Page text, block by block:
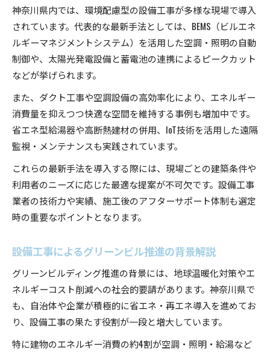
設備工事で進む太陽光発電とLED化の最前線
LED化と太陽光設備導入の実践的な設備工事
設備工事による省エネ化のための工夫と対策
太陽光やLED化で設備工事の効果を高める方法
環境認証取得を支える設備工事の進め方
設備工事が環境認証取得に果たす重要な役割
認証取得のために求められる設備工事の工夫
設備工事で押さえたい環境認証基準のポイント
設備工事を通じて実現する認証取得の流れ
神奈川県内では、環境配慮型の設備工事が多様な現場で導入
されています。代表的な最新手法としては、BEMS（ビルエネ
ルギーマネジメントシステム）を活用した空調・照明の自動
制御や、太陽光発電設備と蓄電池の連携によるピークカット
などが挙げられます。
また、ダクト工事や空調設備の高効率化により、エネルギー
消費量を抑えつつ快適な空間を維持する事例も増加中です。
省エネ型給湯器や高断熱建材の併用、IoT技術を活用した遠隔
監視・メンテナンスも実践されています。
これらの最新手法を導入する際には、現場ごとの建築条件や
利用者のニーズに応じた最適な提案が不可欠です。設備工事
業者の技術力や実績、施工後のアフターサポート体制も選定
時の重要なポイントとなります。
設備工事によるグリーンビル推進の背景解説
グリーンビルディング推進の背景には、地球温暖化対策やエ
ネルギーコスト削減への社会的要請があります。神奈川県で
も、自治体や企業が積極的に省エネ・再エネ導入を進めてお
り、設備工事の果たす役割が一段と増大しています。
特に建物のエネルギー消費の約4割が空調・照明・給湯など